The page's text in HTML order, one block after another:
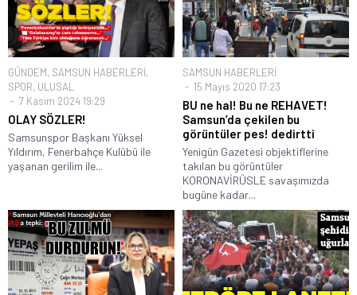
GÜNDEM, SAMSUN HABERLERİ,
SPOR, ULUSAL
7 Kasım 2024 19:29
OLAY SÖZLER!
Samsunspor Başkanı Yüksel
Yıldırım, Fenerbahçe Kulübü ile
yaşanan gerilim ile...
SAMSUN HABERLERİ
15 Mayıs 2020 17:23
BU ne hal! Bu ne REHAVET!
Samsun’da çekilen bu
görüntüler pes! dedirtti
Yenigün Gazetesi objektiflerine
takılan bu görüntüler
KORONAVİRÜSLE savaşımızda
bugüne kadar...